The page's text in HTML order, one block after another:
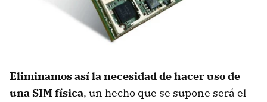
Eliminamos así la necesidad de hacer uso de
una SIM física, un hecho que se supone será el